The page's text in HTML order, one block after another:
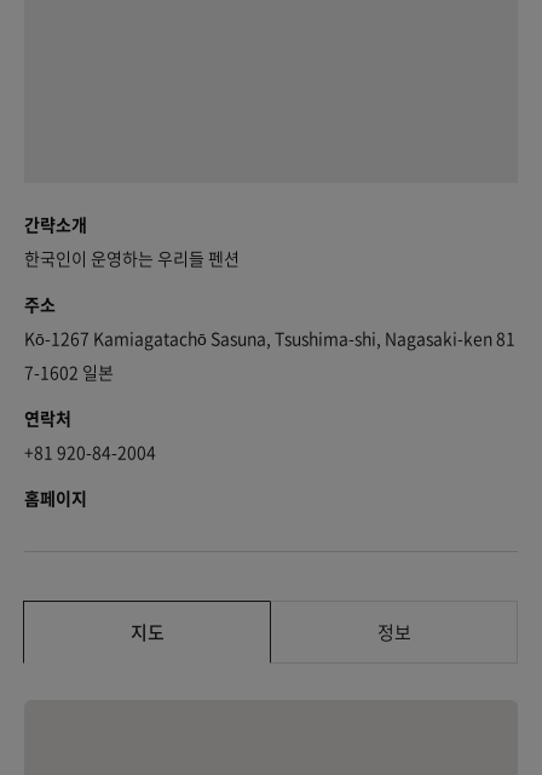
간략소개
한국인이 운영하는 우리들 펜션
주소
Kō-1267 Kamiagatachō Sasuna, Tsushima-shi, Nagasaki-ken 81
7-1602 일본
연락처
+81 920-84-2004
홈페이지
지도 정보